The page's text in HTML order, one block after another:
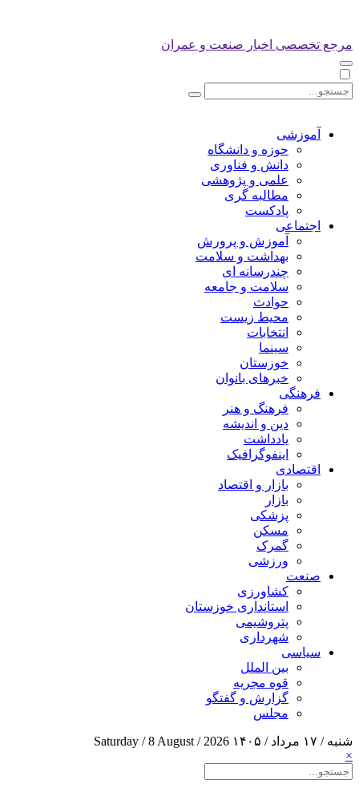
مرجع تخصصی اخبار صنعت و عمران
آموزشی
حوزه و دانشگاه
دانش و فناوری
علمی و پژوهشی
مطالبه گری
پادکست
اجتماعی
آموزش و پرورش
بهداشت و سلامت
چندرسانه ای
سلامت و جامعه
حوادث
محیط زیست
انتخابات
سینما
خوزستان
خبرهای بانوان
فرهنگی
فرهنگ و هنر
دین و اندیشه
یادداشت
اینفوگرافیک
اقتصادی
بازار و اقتصاد
بازار
پزشکی
مسکن
گمرک
ورزشی
صنعت
کشاورزی
استانداری خوزستان
پتروشیمی
شهرداری
سیاسی
بین الملل
قوه مجریه
گزارش و گفتگو
مجلس
شنبه / ۱۷ مرداد / ۱۴۰۵
Saturday / 8 August / 2026
×